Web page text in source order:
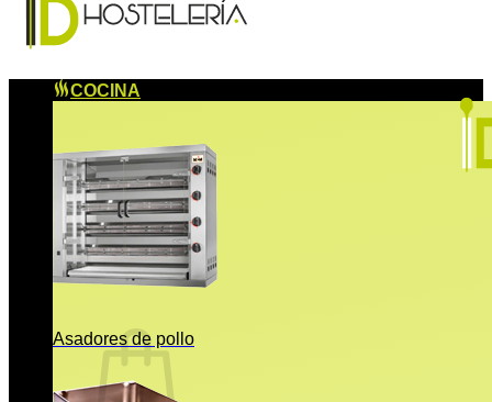
COCINA
Asadores de pollo